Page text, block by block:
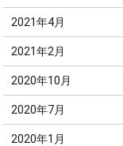
2021年4月
2021年2月
2020年10月
2020年7月
2020年1月